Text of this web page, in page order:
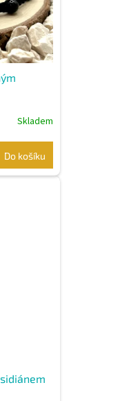
Skladem
Do košíku